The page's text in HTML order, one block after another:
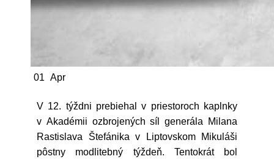
01 Apr
V 12. týždni prebiehal v priestoroch kaplnky
v Akadémii ozbrojených síl generála Milana
Rastislava Štefánika v Liptovskom Mikuláši
pôstny modlitebný týždeň. Tentokrát bol